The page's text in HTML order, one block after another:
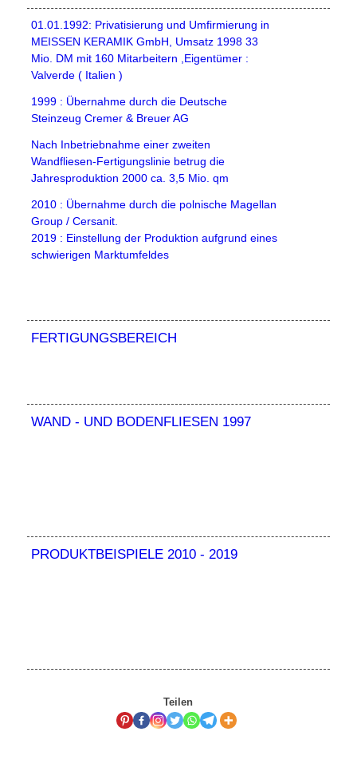
01.01.1992: Privatisierung und Umfirmierung in
MEISSEN KERAMIK GmbH, Umsatz 1998 33
Mio. DM mit 160 Mitarbeitern ,Eigentümer :
Valverde ( Italien )
1999 : Übernahme durch die Deutsche
Steinzeug Cremer & Breuer AG
Nach Inbetriebnahme einer zweiten
Wandfliesen-Fertigungslinie betrug die
Jahresproduktion 2000 ca. 3,5 Mio. qm
2010 : Übernahme durch die polnische Magellan
Group / Cersanit.
2019 : Einstellung der Produktion aufgrund eines
schwierigen Marktumfeldes
FERTIGUNGSBEREICH
WAND - UND BODENFLIESEN 1997
PRODUKTBEISPIELE 2010 - 2019
Teilen